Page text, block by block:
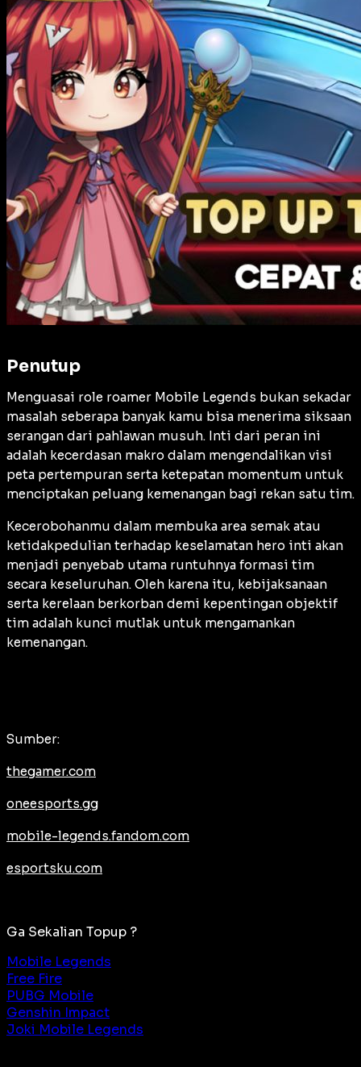
Penutup
Menguasai role roamer Mobile Legends bukan sekadar
masalah seberapa banyak kamu bisa menerima siksaan
serangan dari pahlawan musuh. Inti dari peran ini
adalah kecerdasan makro dalam mengendalikan visi
peta pertempuran serta ketepatan momentum untuk
menciptakan peluang kemenangan bagi rekan satu tim.
Kecerobohanmu dalam membuka area semak atau
ketidakpedulian terhadap keselamatan hero inti akan
menjadi penyebab utama runtuhnya formasi tim
secara keseluruhan. Oleh karena itu, kebijaksanaan
serta kerelaan berkorban demi kepentingan objektif
tim adalah kunci mutlak untuk mengamankan
kemenangan.
Sumber:
thegamer.com
oneesports.gg
mobile-legends.fandom.com
esportsku.com
Ga Sekalian Topup ?
Mobile Legends
Free Fire
PUBG Mobile
Genshin Impact
Joki Mobile Legends